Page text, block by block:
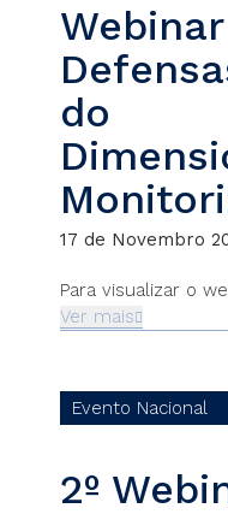
do
17 de Novembro
Para visualizar o
Ver mais
Evento Nacional
2º